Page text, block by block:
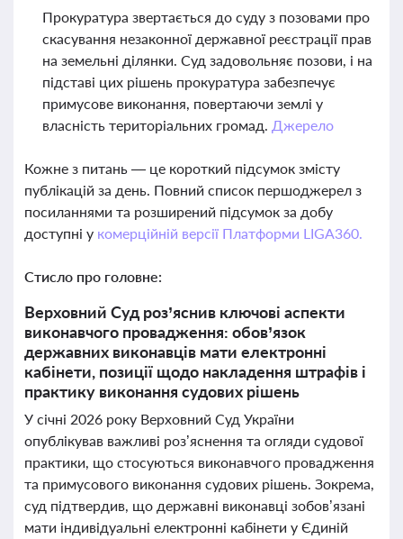
Прокуратура звертається до суду з позовами про
скасування незаконної державної реєстрації прав
на земельні ділянки. Суд задовольняє позови, і на
підставі цих рішень прокуратура забезпечує
примусове виконання, повертаючи землі у
власність територіальних громад. Джерело
Кожне з питань — це короткий підсумок змісту
публікацій за день. Повний список першоджерел з
посиланнями та розширений підсумок за добу
доступні у комерційній версії Платформи LIGA360.
Стисло про головне:
Верховний Суд роз’яснив ключові аспекти
виконавчого провадження: обов’язок
державних виконавців мати електронні
кабінети, позиції щодо накладення штрафів і
практику виконання судових рішень
У січні 2026 року Верховний Суд України
опублікував важливі роз’яснення та огляди судової
практики, що стосуються виконавчого провадження
та примусового виконання судових рішень. Зокрема,
суд підтвердив, що державні виконавці зобов’язані
мати індивідуальні електронні кабінети у Єдиній